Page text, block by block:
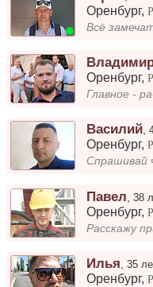
Оренбург,
Всë
Оренбург,
Главное -
Василий,
Оренбург,
Спрашивай
Павел ,38
Оренбург,
Расскажу
Илья ,35
Оренбург,